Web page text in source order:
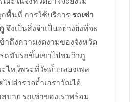
พื้นที่ การใช้บริการ รถเช่า
จึงเป็นสิ่งจำเป็นอย่างยิ่งที่จะ
าถึงความงดงามของจังหวัด
ถขับรถขึ้นเขาไปชมวิวภู
ไหว้พระที่วัดถ้ำกลองเพล
ไปสำรวจถ้ำเอราวัณได้
บาย รถเช่าของเราพร้อม